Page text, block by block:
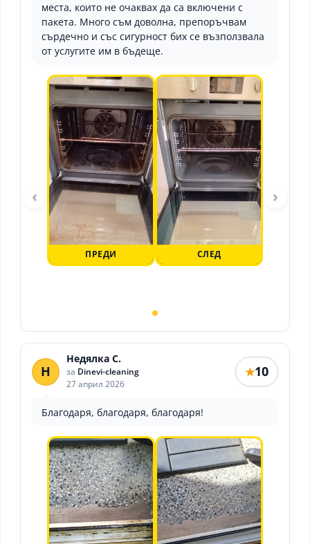
места, които не очаквах да са включени с
пакета. Много съм доволна, препоръчвам
сърдечно и със сигурност бих се възползвала
от услугите им в бъдеще.
ПРЕДИ СЛЕД
‹ ›
Н
Недялка С.
за Dinevi-cleaning
27 април 2026
★10
Благодаря, благодаря, благодаря!